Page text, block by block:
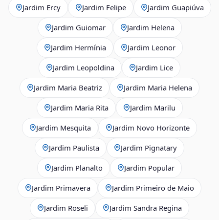
Jardim Ercy Jardim Felipe Jardim Guapiúva
Jardim Guiomar Jardim Helena
Jardim Hermínia Jardim Leonor
Jardim Leopoldina Jardim Lice
Jardim Maria Beatriz Jardim Maria Helena
Jardim Maria Rita Jardim Marilu
Jardim Mesquita Jardim Novo Horizonte
Jardim Paulista Jardim Pignatary
Jardim Planalto Jardim Popular
Jardim Primavera Jardim Primeiro de Maio
Jardim Roseli Jardim Sandra Regina